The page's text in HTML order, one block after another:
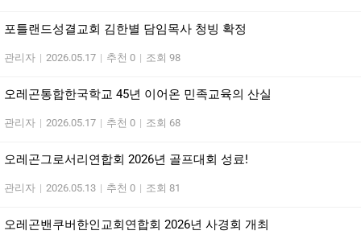
포틀랜드성결교회 김한별 담임목사 청빙 확정
관리자 | 2026.05.17 | 추천 0 | 조회 98
오레곤통합한국학교 45년 이어온 민족교육의 산실
관리자 | 2026.05.17 | 추천 0 | 조회 68
오레곤그로서리연합회 2026년 골프대회 성료!
관리자 | 2026.05.13 | 추천 0 | 조회 81
오레곤밴쿠버한인교회연합회 2026년 사경회 개최